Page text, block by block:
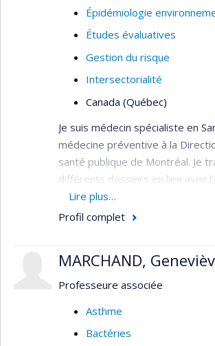
Épidémiologie
Études évaluatives
Gestion du risque
Intersectorialité
Canada (Québec)
Je suis médecin spécialiste en
médecine préventive à la
santé publique de Montréal. Je
différents dossiers en lien avec
urbain et la santé, dont le
environnemental et la chaleur
McGill et professeur adjoint de
Département de médecine
biostatistiques et santé au
McGill.
Lire plus…
Profil complet
MARCHAND,
Professeure associée
Asthme
Bactéries